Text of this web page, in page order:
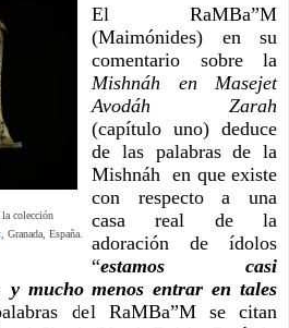
colección
, Granada, España.
El RaMBa”M
(Maimónides) en su
Mishnáh en Masejet
(capítulo uno) deduce
de las palabras de la
Mishnáh  en que existe
con respecto a una
casa real de la
adoración de ídolos
“estamos casi
y mucho menos entrar en tales
del RaMBa”M se citan